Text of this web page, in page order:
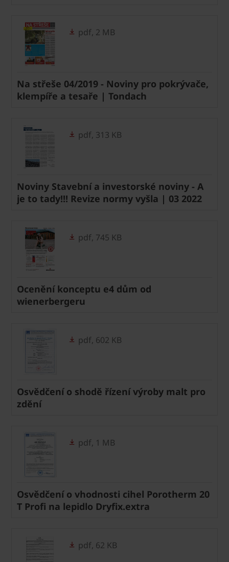
pdf, 2 MB
Na střeše 04/2019 - Noviny pro pokrývače,
klempíře a tesaře | Tondach
pdf, 313 KB
Noviny Stavební a investorské noviny - A
je to tady!!! Revize normy vyšla | 03 2022
pdf, 745 KB
Ocenění konceptu e4 dům od
wienerbergeru
pdf, 602 KB
Osvědčení o shodě řízení výroby malt pro
zdění
pdf, 1 MB
Osvědčení o vhodnosti cihel Porotherm 20
T Profi na lepidlo Dryfix.extra
pdf, 62 KB